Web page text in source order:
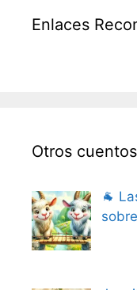
Enlaces
Otros cuentos
🐐